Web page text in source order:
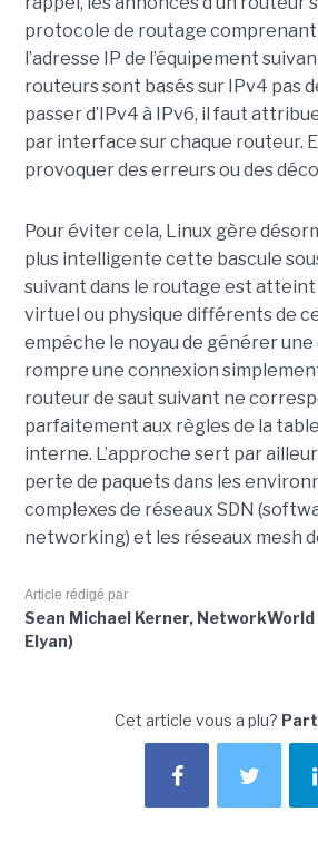
protocole de routage
l’adresse IP de l’équipement
routeurs sont basés sur IPv4 pas
passer d’IPv4 à IPv6, il faut
par interface sur chaque routeur.
provoquer des erreurs ou des
Pour éviter cela, Linux gère
plus intelligente cette bascule
suivant dans le routage est atteint
virtuel ou physique différents de
empêche le noyau de générer
rompre une connexion
routeur de saut suivant ne
parfaitement aux règles de la
interne. L’approche sert par
perte de paquets dans les
complexes de réseaux SDN
networking) et les réseaux mesh
Article rédigé par
Sean Michael Kerner,
Elyan)
Cet article vous a plu?